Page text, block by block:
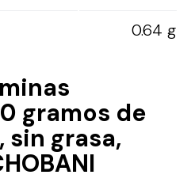
0.64 g
gramos de
sin grasa,